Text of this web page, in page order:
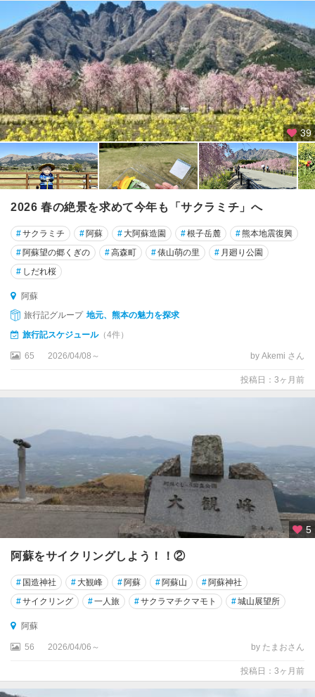
39
2026 春の絶景を求めて今年も「サクラミチ」へ
#サクラミチ # 阿蘇 # 大阿蘇造園 #根子岳麓 #熊本地震復興
# 阿蘇望の郷くぎの #高森町 #俵山萌の里 # 月廻り公園
# しだれ桜
阿蘇
旅行記グループ 地元、熊本の魅力を探求
旅行記スケジュール（4件）
65 2026/04/08～ by Akemi さん
投稿日：3ヶ月前
5
阿蘇をサイクリングしよう！！②
# 国造神社 # 大観峰 # 阿蘇 # 阿蘇山 # 阿蘇神社
#サイクリング #一人旅 #サクラマチクマモト #城山展望所
阿蘇
56 2026/04/06～ by たまおさん
投稿日：3ヶ月前